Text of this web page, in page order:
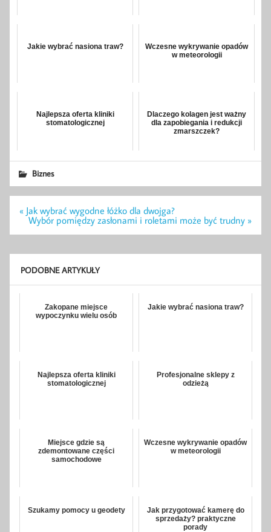
Jakie wybrać nasiona traw?
Wczesne wykrywanie opadów
w meteorologii
Najlepsza oferta kliniki
stomatologicznej
Dlaczego kolagen jest ważny
dla zapobiegania i redukcji
zmarszczek?
Biznes
Nawigacja
wpisu
« Jak wybrać wygodne łóżko dla dwojga?
Wybór pomiędzy zasłonami i roletami może być trudny »
PODOBNE ARTYKUŁY
Zakopane miejsce
wypoczynku wielu osób
Jakie wybrać nasiona traw?
Najlepsza oferta kliniki
stomatologicznej
Profesjonalne sklepy z
odzieżą
Miejsce gdzie są
zdemontowane części
samochodowe
Wczesne wykrywanie opadów
w meteorologii
Szukamy pomocy u geodety
Jak przygotować kamerę do
sprzedaży? praktyczne
porady